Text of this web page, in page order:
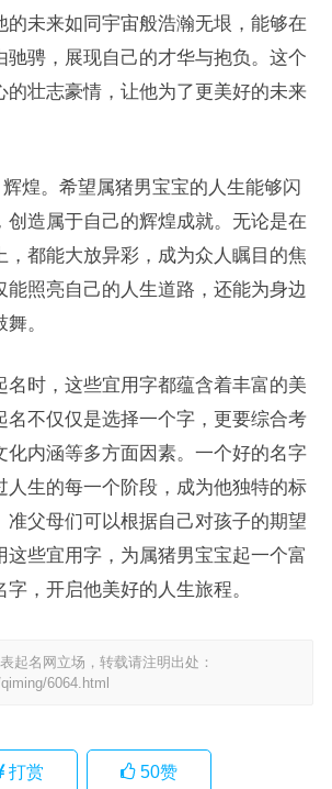
的未来如同宇宙般浩瀚无垠，能够在
驰骋，展现自己的才华与抱负。这个
的壮志豪情，让他为了更美好的未来
辉煌。希望属猪男宝宝的人生能够闪
创造属于自己的辉煌成就。无论是在
，都能大放异彩，成为众人瞩目的焦
能照亮自己的人生道路，还能为身边
。
名时，这些宜用字都蕴含着丰富的美
名不仅仅是选择一个字，更要综合考
化内涵等多方面因素。一个好的名字
人生的每一个阶段，成为他独特的标
准父母们可以根据自己对孩子的期望
这些宜用字，为属猪男宝宝起一个富
，开启他美好的人生旅程。
起名网立场，转载请注明出处：
6064.html
打赏 50赞